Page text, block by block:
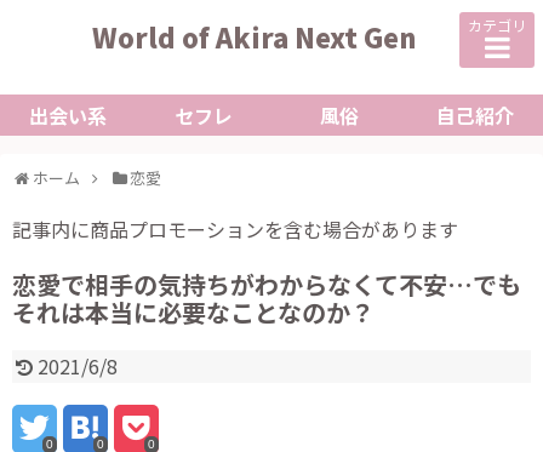
カテゴリ
World of Akira Next Gen
出会い系 セフレ 風俗 自己紹介
ホーム 恋愛
記事内に商品プロモーションを含む場合があります
恋愛で相手の気持ちがわからなくて不安…でも
それは本当に必要なことなのか？
2021/6/8
0 0 0